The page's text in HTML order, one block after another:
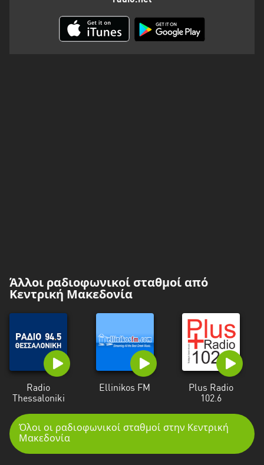
Άλλοι ραδιοφωνικοί σταθμοί από
Κεντρική Μακεδονία
Radio
Thessaloniki
Ellinikos FM
Plus Radio
102.6
Όλοι οι ραδιοφωνικοί σταθμοί στην Κεντρική
Μακεδονία